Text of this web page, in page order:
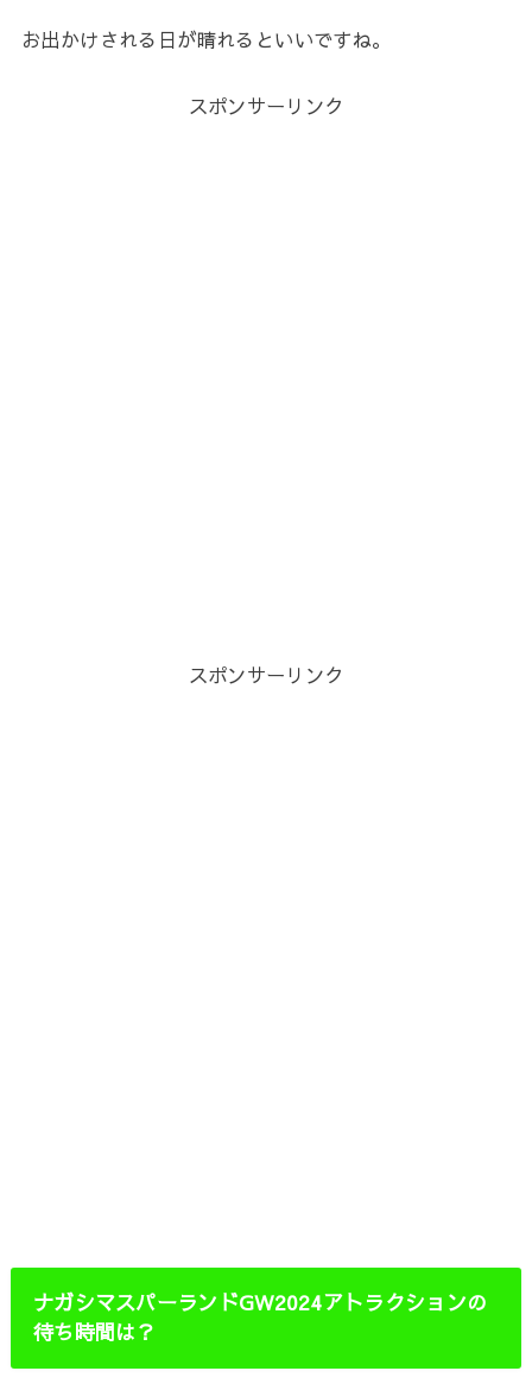
お出かけされる日が晴れるといいですね。
スポンサーリンク
スポンサーリンク
ナガシマスパーランドGW2024アトラクションの
待ち時間は？